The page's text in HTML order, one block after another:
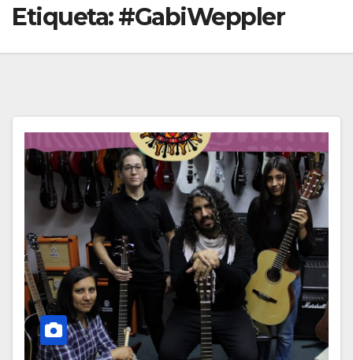
Etiqueta:#GabiWeppler